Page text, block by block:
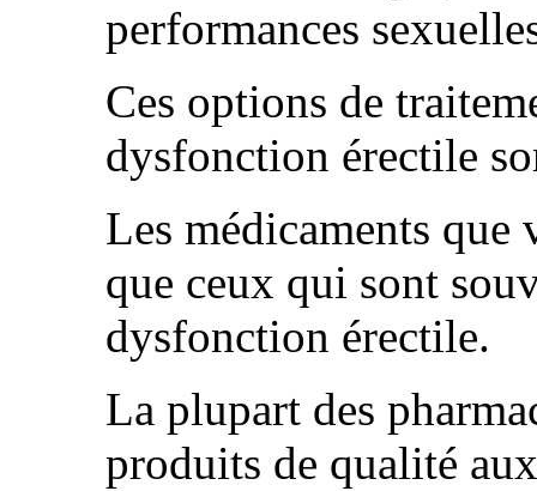
performances
Ces options de
dysfonction érectile
Les médicaments que
que ceux qui sont
dysfonction érectile.
La plupart des
produits de qualité